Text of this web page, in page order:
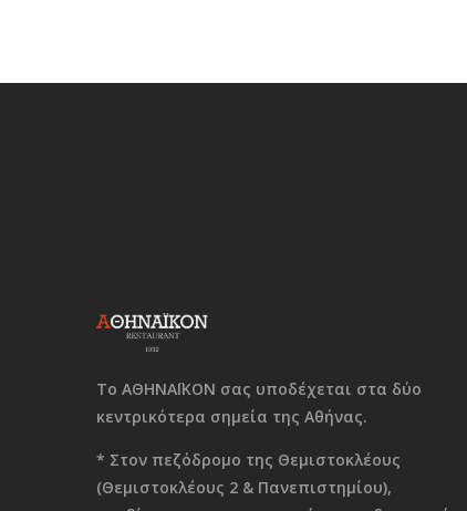
Το ΑΘΗΝΑΪΚΟΝ σας υποδέχεται στα δύο
κεντρικότερα σημεία της Αθήνας.
* Στον πεζόδρομο της Θεμιστοκλέους
(Θεμιστοκλέους 2 & Πανεπιστημίου),